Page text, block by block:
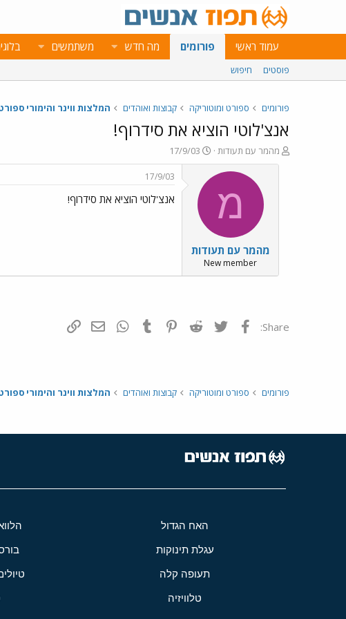
עמוד ראשי פורומים מה חדש משתמשים
פוסטים חיפוש
פורומים ספורט ומוטוריקה קבוצות ואוהדים המלצות ווינר והימורי
אנצ'לוטי הוציא את סידרוף!
פ
ו
מהמר עם תעודות
פ
ו
ס
ם
ב
ר
ך
17/9/03
מ
מהמר עם תעודות
New member
17/9/03
אנצ'לוטי הוציא את סידרוף!
Share: פייסבוק Twitter
Reddit
Pinterest
Tumblr
WhatsAppדואר אלקטרוני
פורומים ספורט ומוטוריקה קבוצות ואוהדים המלצות ווינר והימורי
האח הגדול
עגלת תינוקות
תעופה קלה
טלוויזיה